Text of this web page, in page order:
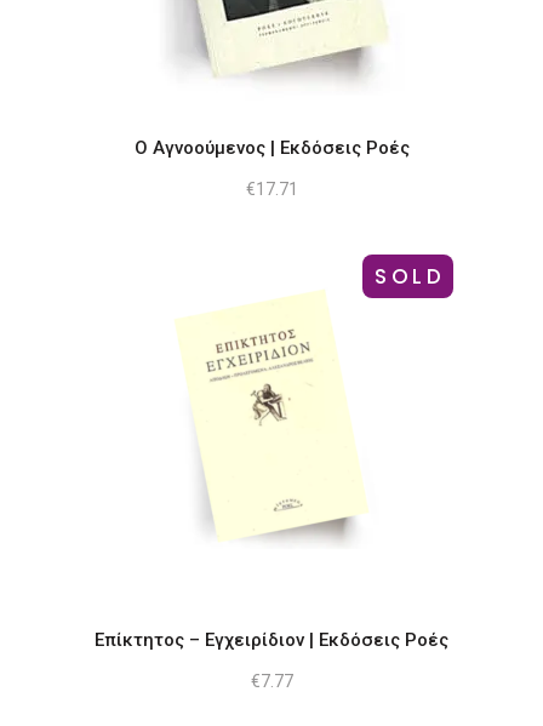
Ο Αγνοούμενος | Εκδόσεις Ροές
€17.71
SOLD
Επίκτητος – Εγχειρίδιον | Εκδόσεις Ροές
€7.77